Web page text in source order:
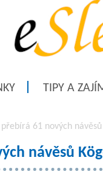
TIPY A
přebírá 61 nových
návěsů